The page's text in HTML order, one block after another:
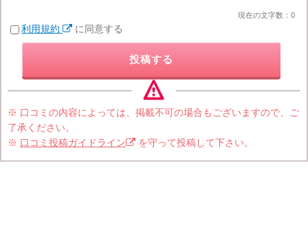
現在の文字数： 0
利用規約 に同意する
投稿する
※ 口コミの内容によっては、掲載不可の場合もございますので、ご
了承ください。
※ 口コミ投稿ガイドライン を守って投稿して下さい。